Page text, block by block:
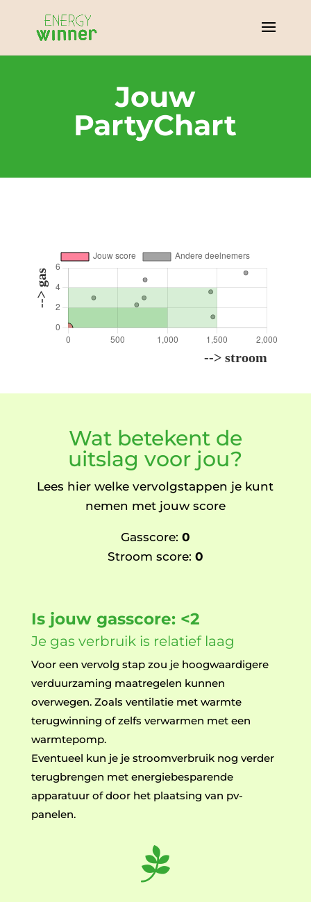
Jouw
PartyChart
Wat betekent de
uitslag voor jou?
Lees hier welke vervolgstappen je kunt
nemen met jouw score
Gasscore: 0
Stroom score: 0
Is jouw gasscore: <2
Je gas verbruik is relatief laag
Voor een vervolg stap zou je hoogwaardigere
verduurzaming maatregelen kunnen
overwegen. Zoals ventilatie met warmte
terugwinning of zelfs verwarmen met een
warmtepomp.
Eventueel kun je je stroomverbruik nog verder
terugbrengen met energiebesparende
apparatuur of door het plaatsing van pv-
panelen.
